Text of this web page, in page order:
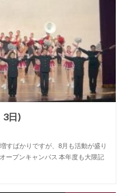
3日)
すばかりですが、8月も活動が盛り
ープンキャンパス 本年度も大隈記